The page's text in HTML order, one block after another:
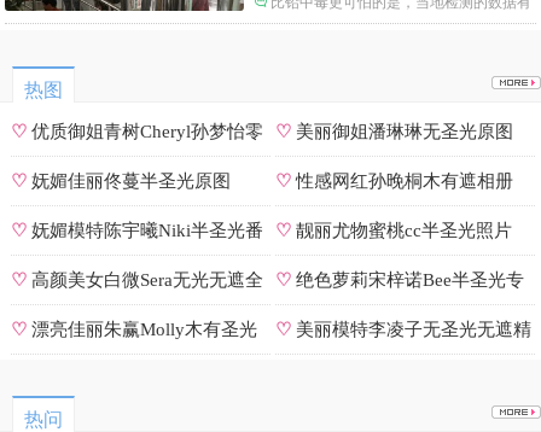
可能被造假。
热图
♡优质御姐青树Cheryl孙梦怡零
遮罩私拍
♡ 美丽御姐潘琳琳无圣光原图
♡妩媚佳丽佟蔓半圣光原图 ♡性感网红孙晚桐木有遮相册
♡妩媚模特陈宇曦Niki半圣光番
号
♡ 靓丽尤物蜜桃cc半圣光照片
♡高颜美女白微Sera无光无遮全
集
♡ 绝色萝莉宋梓诺Bee半圣光专
辑
♡漂亮佳丽朱赢Molly木有圣光 ♡ 美丽模特李凌子无圣光无遮精
热问